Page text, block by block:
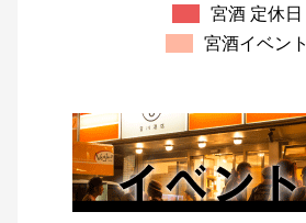
宮酒 定休日
宮酒イベント